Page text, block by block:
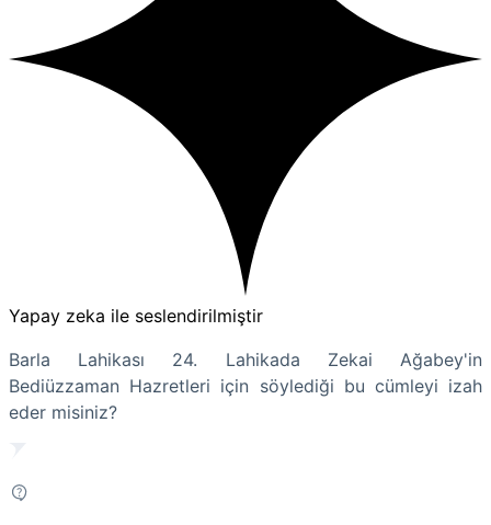
Yapay zeka ile seslendirilmiştir
Barla Lahikası 24. Lahikada Zekai Ağabey'in
Bediüzzaman Hazretleri için söylediği bu cümleyi izah
eder misiniz?